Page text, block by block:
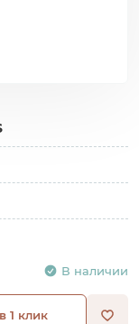
В наличии
1 клик